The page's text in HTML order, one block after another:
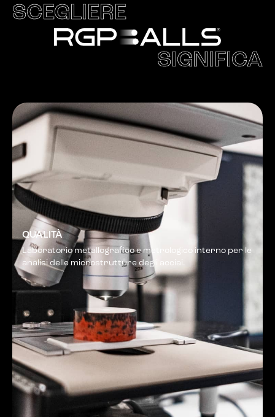
SCEGLIERE
SIGNIFICA
QUALITÀ
Laboratorio metallografico e metrologico interno per le
analisi delle microstrutture degli acciai.